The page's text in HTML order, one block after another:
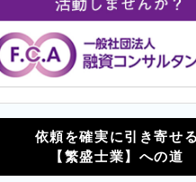
依頼を確実に引き寄せる
【繁盛士業】への道